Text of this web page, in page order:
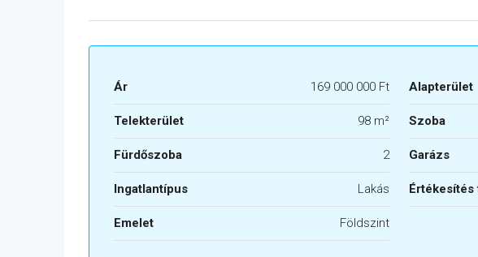
Ár 169 000 000 Ft Alapterület
Telekterület 98 m² Szoba
Fürdőszoba 2 Garázs
Ingatlantípus Lakás Értékesítés
Emelet Földszint